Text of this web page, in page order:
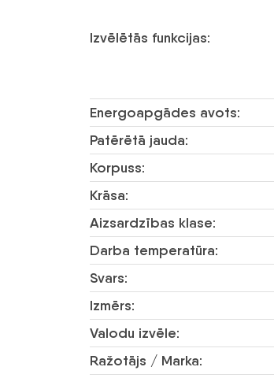
Izvēlētās funkcijas:
Energoapgādes avots:
Patērētā jauda:
Korpuss:
Krāsa:
Aizsardzības klase:
Darba temperatūra:
Svars:
Izmērs:
Valodu izvēle:
Ražotājs / Marka: